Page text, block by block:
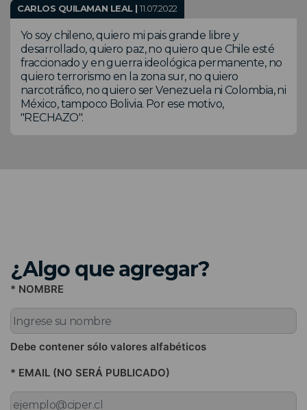
CARLOS QUILAMAN LEAL |11.07.2022
Yo soy chileno, quiero mi pais grande libre y
desarrollado, quiero paz, no quiero que Chile esté
fraccionado y en guerra ideológica permanente, no
quiero terrorismo en la zona sur, no quiero
narcotráfico, no quiero ser Venezuela ni Colombia, ni
México, tampoco Bolivia. Por ese motivo,
"RECHAZO".
¿Algo que agregar?
* NOMBRE
Debe contener sólo valores alfabéticos
* EMAIL (NO SERÁ PUBLICADO)